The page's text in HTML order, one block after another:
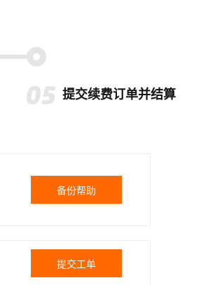
提交续费订单并结算
备份帮助
提交工单